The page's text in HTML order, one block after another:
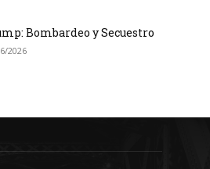
Bombardeo y Secuestro
2026